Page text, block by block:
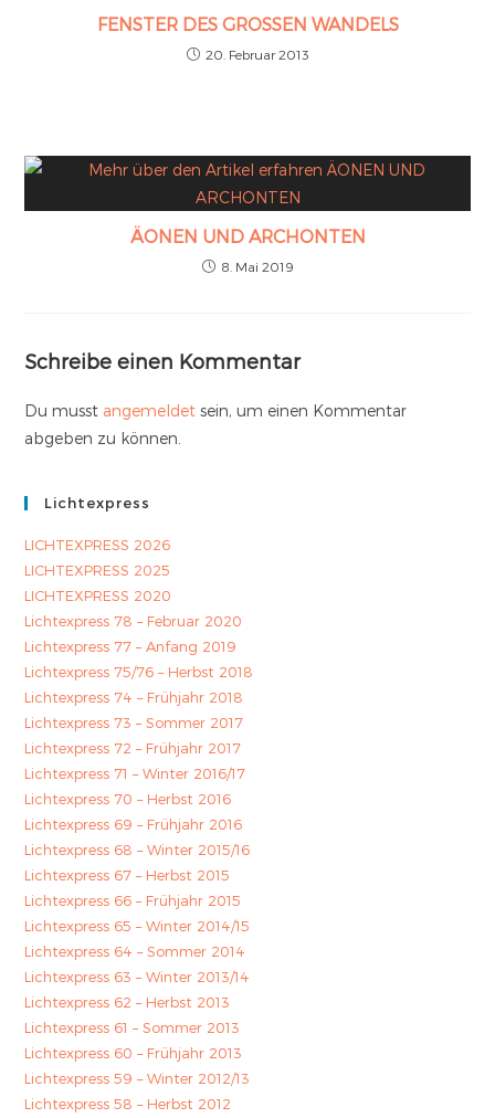
FENSTER DES GROSSEN WANDELS
20. Februar 2013
ÄONEN UND ARCHONTEN
8. Mai 2019
Schreibe einen Kommentar
Du musst angemeldet sein, um einen Kommentar
abgeben zu können.
Lichtexpress
LICHTEXPRESS 2026
LICHTEXPRESS 2025
LICHTEXPRESS 2020
Lichtexpress 78 – Februar 2020
Lichtexpress 77 – Anfang 2019
Lichtexpress 75/76 – Herbst 2018
Lichtexpress 74 – Frühjahr 2018
Lichtexpress 73 – Sommer 2017
Lichtexpress 72 – Frühjahr 2017
Lichtexpress 71 – Winter 2016/17
Lichtexpress 70 – Herbst 2016
Lichtexpress 69 – Frühjahr 2016
Lichtexpress 68 – Winter 2015/16
Lichtexpress 67 – Herbst 2015
Lichtexpress 66 – Frühjahr 2015
Lichtexpress 65 – Winter 2014/15
Lichtexpress 64 – Sommer 2014
Lichtexpress 63 – Winter 2013/14
Lichtexpress 62 – Herbst 2013
Lichtexpress 61 – Sommer 2013
Lichtexpress 60 – Frühjahr 2013
Lichtexpress 59 – Winter 2012/13
Lichtexpress 58 – Herbst 2012